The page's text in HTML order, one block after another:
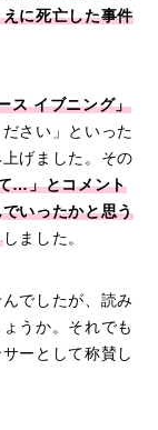
に死亡した事件
ス イブニング」
さい」といった
げました。その
…」とコメント
いったかと思う
しました。
でしたが、読み
うか。それでも
ーとして称賛し